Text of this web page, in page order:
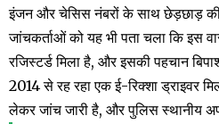
इंजन और चेसिस नंबरों के साथ छेड़छाड़
जांचकर्ताओं को यह भी पता चला कि इस
रजिस्टर्ड मिला है, और इसकी पहचान
2014 से रह रहा एक ई-रिक्शा ड्राइवर
लेकर जांच जारी है, और पुलिस स्थानीय